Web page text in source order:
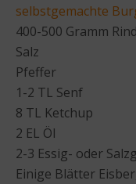
selbstgemachte
400-500 Gramm
Salz
Pfeffer
1-2 TL Senf
8 TL Ketchup
2 EL Öl
2-3 Essig- oder
Einige Blätter